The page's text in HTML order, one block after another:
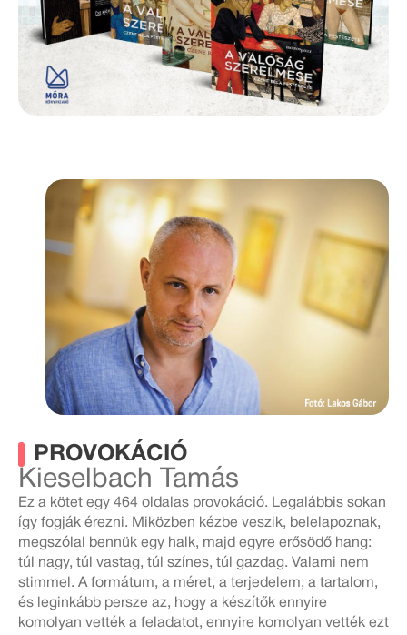
PROVOKÁCIÓ
Kieselbach Tamás
Ez a kötet egy 464 oldalas provokáció. Legalábbis sokan
így fogják érezni. Miközben kézbe veszik, belelapoznak,
megszólal bennük egy halk, majd egyre erősödő hang:
túl nagy, túl vastag, túl színes, túl gazdag. Valami nem
stimmel. A formátum, a méret, a terjedelem, a tartalom,
és leginkább persze az, hogy a készítők ennyire
komolyan vették a feladatot, ennyire komolyan vették ezt